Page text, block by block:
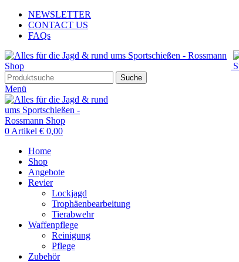
NEWSLETTER
CONTACT US
FAQs
Suche
Menü
0 Artikel € 0,00
Home
Shop
Angebote
Revier
Lockjagd
Trophäenbearbeitung
Tierabwehr
Waffenpflege
Reinigung
Pflege
Zubehör